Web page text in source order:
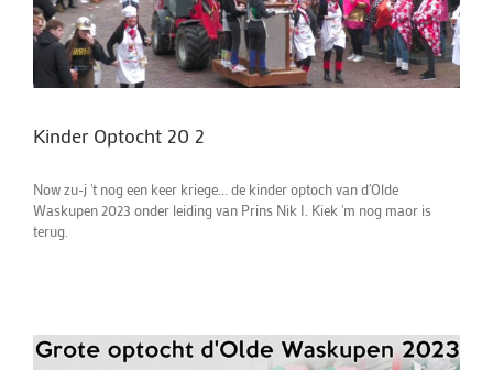
Kinder Optocht 20 2
Now zu-j 't nog een keer kriege... de kinder optoch van d'Olde
Waskupen 2023 onder leiding van Prins Nik I. Kiek 'm nog maor is
terug.